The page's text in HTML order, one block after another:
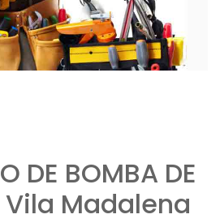
DE BOMBA DE
Vila Madalena